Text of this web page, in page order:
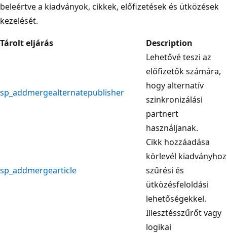
beleértve a kiadványok, cikkek, előfizetések és ütközések
kezelését.
Tárolt eljárás
Description
sp_addmergealternatepublisher
Lehetővé teszi az
előfizetők számára,
hogy alternatív
szinkronizálási
partnert
használjanak.
sp_addmergearticle
Cikk hozzáadása
körlevél kiadványhoz
szűrési és
ütközésfeloldási
lehetőségekkel.
Illesztésszűrőt vagy
logikai